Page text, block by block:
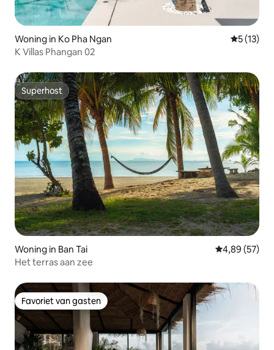
Woning in Ko Pha Ngan
5 (13)
K Villas Phangan 02
Superhost
Superhost
Woning in Ban Tai Gemiddelde
4,89 (57)
Het terras aan zee
Favoriet van gasten
Favoriet van gasten